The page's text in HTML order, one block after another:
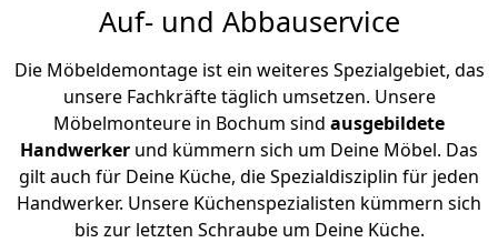
Auf- und Abbauservice
Die Möbeldemontage ist ein weiteres Spezialgebiet, das
unsere Fachkräfte täglich umsetzen. Unsere
Möbelmonteure in Bochum sind ausgebildete
Handwerker und kümmern sich um Deine Möbel. Das
gilt auch für Deine Küche, die Spezialdisziplin für jeden
Handwerker. Unsere Küchenspezialisten kümmern sich
bis zur letzten Schraube um Deine Küche.